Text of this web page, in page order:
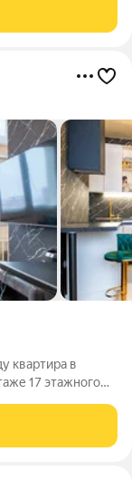
соседи
квартира в
17 этажного
соседи